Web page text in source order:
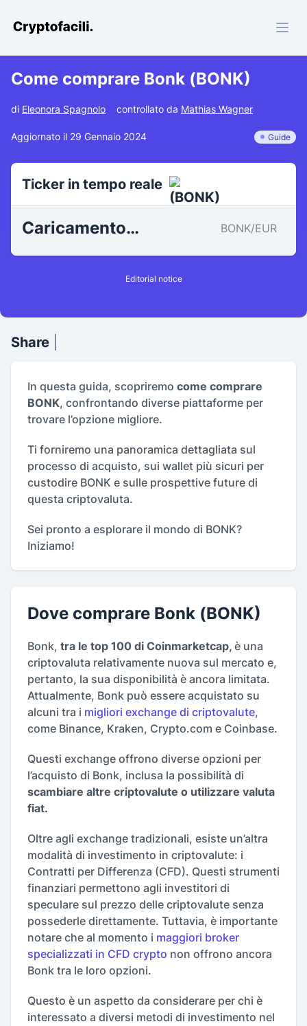
Cryptofacili.com
Come comprare Bonk (BONK)
di Eleonora Spagnolo controllato da Mathias Wagner
Aggiornato il 29 Gennaio 2024 Guide
Ticker in tempo reale
Caricamento… BONK/EUR
Editorial notice
Share
In questa guida, scopriremo come comprare
BONK, confrontando diverse piattaforme per
trovare l’opzione migliore.
Ti forniremo una panoramica dettagliata sul
processo di acquisto, sui wallet più sicuri per
custodire BONK e sulle prospettive future di
questa criptovaluta.
Sei pronto a esplorare il mondo di BONK?
Iniziamo!
Dove comprare Bonk (BONK)
Bonk, tra le top 100 di Coinmarketcap, è una
criptovaluta relativamente nuova sul mercato e,
pertanto, la sua disponibilità è ancora limitata.
Attualmente, Bonk può essere acquistato su
alcuni tra i migliori exchange di criptovalute,
come Binance, Kraken, Crypto.com e Coinbase.
Questi exchange offrono diverse opzioni per
l’acquisto di Bonk, inclusa la possibilità di
scambiare altre criptovalute o utilizzare valuta
fiat.
Oltre agli exchange tradizionali, esiste un’altra
modalità di investimento in criptovalute: i
Contratti per Differenza (CFD). Questi strumenti
finanziari permettono agli investitori di
speculare sul prezzo delle criptovalute senza
possederle direttamente. Tuttavia, è importante
notare che al momento i maggiori broker
specializzati in CFD crypto non offrono ancora
Bonk tra le loro opzioni.
Questo è un aspetto da considerare per chi è
interessato a diversi metodi di investimento nel